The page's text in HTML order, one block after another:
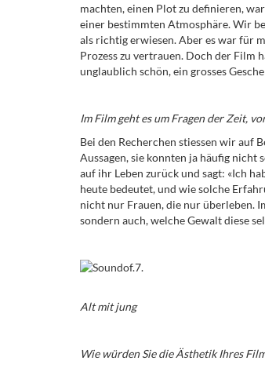
machten, einen Plot zu definieren,
einer bestimmten Atmosphäre. Wir
als richtig erwiesen. Aber es war für
Prozess zu vertrauen. Doch der
unglaublich schön, ein grosses
Im Film geht es um Fragen der Zeit,
Bei den Recherchen stiessen wir auf
Aussagen, sie konnten ja häufig nicht
auf ihr Leben zurück und sagt: «Ich
heute bedeutet, und wie solche
nicht nur Frauen, die nur überleben.
sondern auch, welche Gewalt diese
Alt mit jung
Wie würden Sie die Ästhetik Ihres